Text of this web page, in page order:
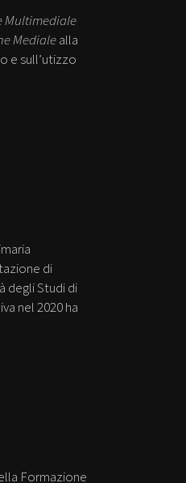
Multimediale
Medialealla
e sull’utizzo
di
degli Studi di
nel 2020 ha
Formazione